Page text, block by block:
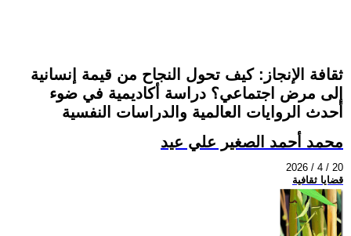
ثقافة الإنجاز: كيف تحول النجاح من قيمة إنسانية
إلى مرض اجتماعي؟ دراسة أكاديمية في ضوء
أحدث الروايات العالمية والدراسات النفسية
محمد أحمد الصغير علي عيد
2026 / 4 / 20
قضايا ثقافية